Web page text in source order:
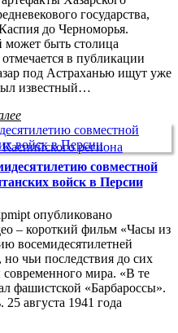
государства,
до Черноморья.
может быть столица
в публикации
под Астраханью ищут уже
известный…
региона
совместной
войск в Персии
опубликовано
– короткий фильм «Часы из
восемидесятилетней
чьи последствия до сих
мира. «В те
фашистской «Барбароссы».
25 августа 1941 года